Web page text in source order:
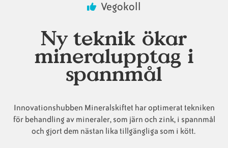
ingredienserkonsumentlistor
frågor
substitut
certifieringar
Vegokoll
Ny teknik ökar
mineralupptag i
spannmål
Innovationshubben Mineralskiftet har optimerat tekniken
för behandling av mineraler, som järn och zink, i spannmål
och gjort dem nästan lika tillgängliga som i kött.